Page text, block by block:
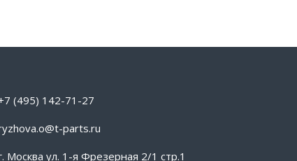
(495) 142-71-27
parts.ru
Москва ул. 1-я Фрезерная 2/1 стр.1